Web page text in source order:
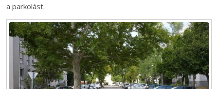
a parkolást.